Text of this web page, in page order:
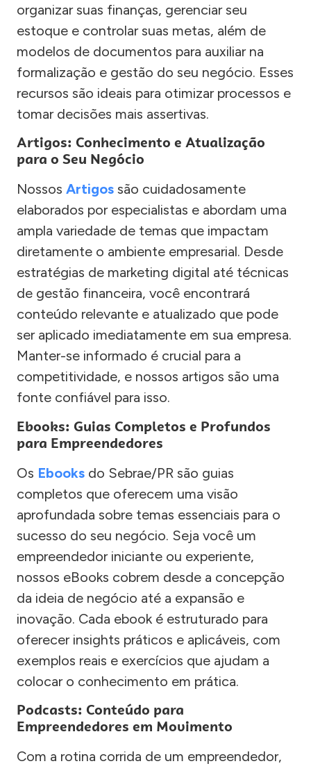
organizar suas finanças, gerenciar seu
estoque e controlar suas metas, além de
modelos de documentos para auxiliar na
formalização e gestão do seu negócio. Esses
recursos são ideais para otimizar processos e
tomar decisões mais assertivas.
Artigos: Conhecimento e Atualização
para o Seu Negócio
Nossos Artigos são cuidadosamente
elaborados por especialistas e abordam uma
ampla variedade de temas que impactam
diretamente o ambiente empresarial. Desde
estratégias de marketing digital até técnicas
de gestão financeira, você encontrará
conteúdo relevante e atualizado que pode
ser aplicado imediatamente em sua empresa.
Manter-se informado é crucial para a
competitividade, e nossos artigos são uma
fonte confiável para isso.
Ebooks: Guias Completos e Profundos
para Empreendedores
Os Ebooks do Sebrae/PR são guias
completos que oferecem uma visão
aprofundada sobre temas essenciais para o
sucesso do seu negócio. Seja você um
empreendedor iniciante ou experiente,
nossos eBooks cobrem desde a concepção
da ideia de negócio até a expansão e
inovação. Cada ebook é estruturado para
oferecer insights práticos e aplicáveis, com
exemplos reais e exercícios que ajudam a
colocar o conhecimento em prática.
Podcasts: Conteúdo para
Empreendedores em Movimento
Com a rotina corrida de um empreendedor,